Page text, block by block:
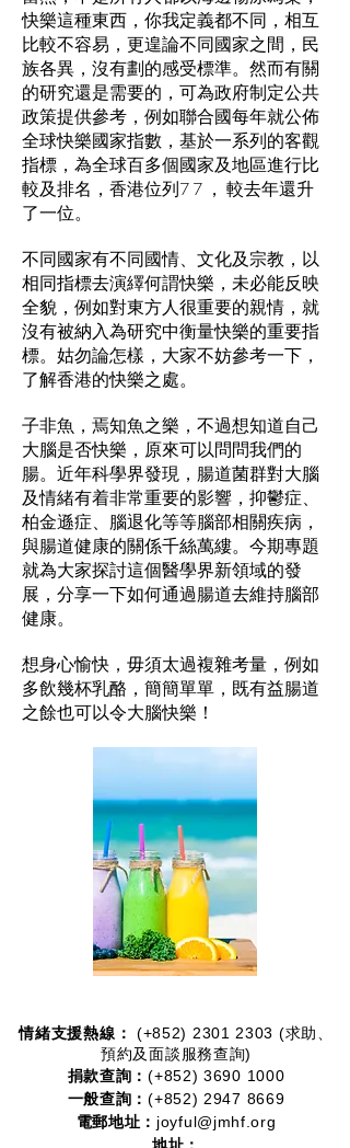
快樂這種東西，你我定義都不同，相互
比較不容易，更遑論不同國家之間，民
族各異，沒有劃的感受標準。然而有關
的研究還是需要的，可為政府制定公共
政策提供參考，例如聯合國每年就公佈
全球快樂國家指數，基於一系列的客觀
指標，為全球百多個國家及地區進行比
較及排名，香港位列7 7 ， 較去年還升
了一位。
不同國家有不同國情、文化及宗教，以
相同指標去演繹何謂快樂，未必能反映
全貌，例如對東方人很重要的親情，就
沒有被納入為研究中衡量快樂的重要指
標。姑勿論怎樣，大家不妨參考一下，
了解香港的快樂之處。
子非魚，焉知魚之樂，不過想知道自己
大腦是否快樂，原來可以問問我們的
腸。近年科學界發現，腸道菌群對大腦
及情緒有着非常重要的影響，抑鬱症、
柏金遜症、腦退化等等腦部相關疾病，
與腸道健康的關係千絲萬縷。今期專題
就為大家探討這個醫學界新領域的發
展，分享一下如何通過腸道去維持腦部
健康。
想身心愉快，毋須太過複雜考量，例如
多飲幾杯乳酪，簡簡單單，既有益腸道
之餘也可以令大腦快樂！
情緒支援熱線：​​ (+852) 2301 2303 (求助、
預約及面談服務查詢)
捐款查詢：(+852)3690 1000
一般查詢：(+852) 2947 8669
電郵地址： joyful@jmhf.org
地址：